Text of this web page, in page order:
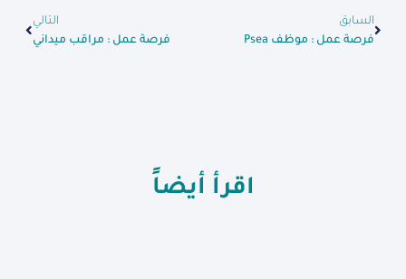
السابق
فرصة عمل : موظف Psea
التالي
فرصة عمل : مراقب ميداني
اقرأ أيضاً